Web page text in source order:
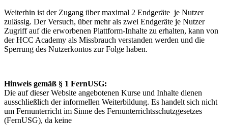
Weiterhin ist der Zugang über maximal 2 Endgeräte je Nutzer
zulässig. Der Versuch, über mehr als zwei Endgeräte je Nutzer
Zugriff auf die erworbenen Plattform-Inhalte zu erhalten, kann von
der HCC Academy als Missbrauch verstanden werden und die
Sperrung des Nutzerkontos zur Folge haben.
Hinweis gemäß § 1 FernUSG:
Die auf dieser Website angebotenen Kurse und Inhalte dienen
ausschließlich der informellen Weiterbildung. Es handelt sich nicht
um Fernunterricht im Sinne des Fernunterrichtsschutzgesetzes
(FernUSG), da keine